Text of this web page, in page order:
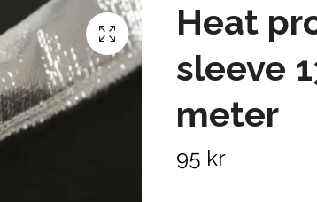
Heat
sleeve
meter
95 kr